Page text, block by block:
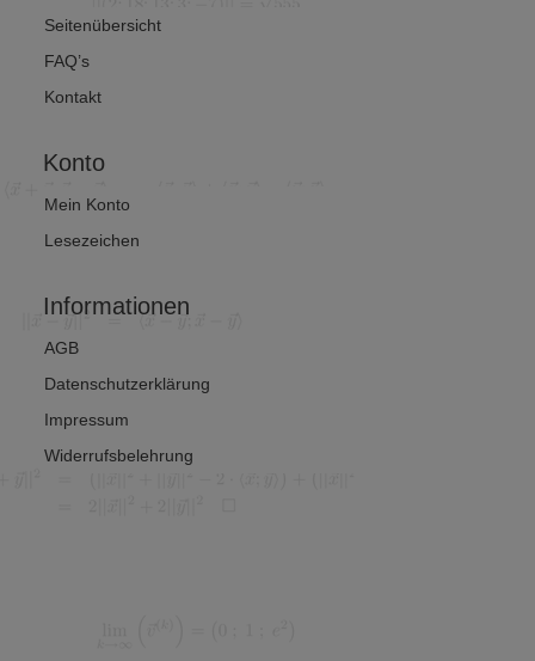
Seitenübersicht
FAQ’s
Kontakt
Konto
Mein Konto
Lesezeichen
Informationen
AGB
Datenschutzerklärung
Impressum
Widerrufsbelehrung